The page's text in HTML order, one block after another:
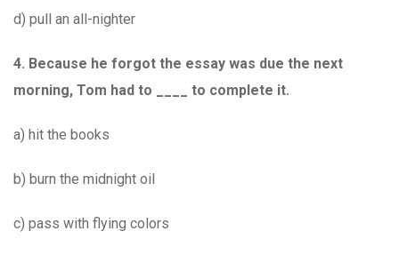
d) pull an all-nighter
4. Because he forgot the essay was due the next
morning, Tom had to ____ to complete it.
a) hit the books
b) burn the midnight oil
c) pass with flying colors